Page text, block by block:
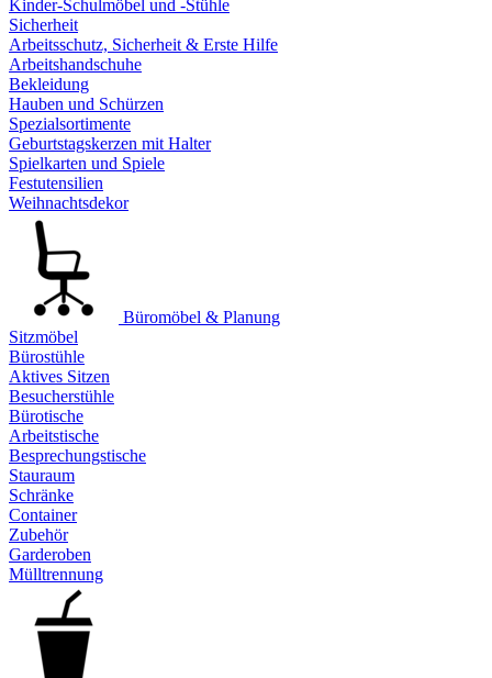
Kinder-Schulmöbel und -Stühle
Sicherheit
Arbeitsschutz, Sicherheit & Erste Hilfe
Arbeitshandschuhe
Bekleidung
Hauben und Schürzen
Spezialsortimente
Geburtstagskerzen mit Halter
Spielkarten und Spiele
Festutensilien
Weihnachtsdekor
Büromöbel & Planung
Sitzmöbel
Bürostühle
Aktives Sitzen
Besucherstühle
Bürotische
Arbeitstische
Besprechungstische
Stauraum
Schränke
Container
Zubehör
Garderoben
Mülltrennung